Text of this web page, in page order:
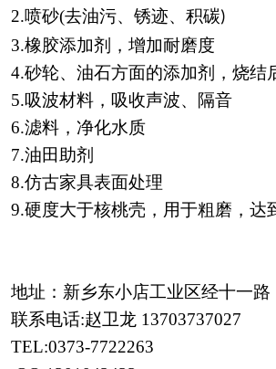
2.喷砂(去油污、锈迹、积碳)
3.橡胶添加剂，增加耐磨度
4.砂轮、油石方面的添加剂，烧结
5.吸波材料，吸收声波、隔音
6.滤料，净化水质
7.油田助剂
8.仿古家具表面处理
9.硬度大于核桃壳，用于粗磨，达
地址：新乡东小店工业区经十一路
联系电话:赵卫龙 13703737027
TEL:0373-7722263